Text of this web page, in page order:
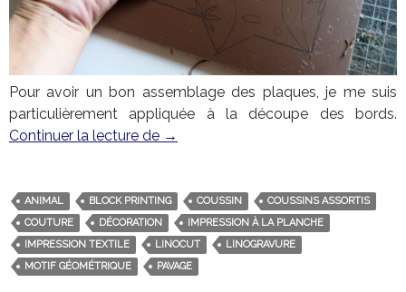
Pour avoir un bon assemblage des plaques, je me suis
particulièrement appliquée à la découpe des bords.
Continuer la lecture de Le coussin en carrelage
→
ANIMAL BLOCK PRINTING COUSSIN
COUSSINS ASSORTIS
COUTURE
DÉCORATION
IMPRESSION À LA PLANCHE
IMPRESSION TEXTILE
LINOCUT
LINOGRAVURE
MOTIF GÉOMÉTRIQUE
PAVAGE